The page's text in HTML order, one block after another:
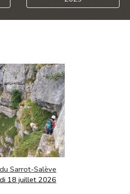
Sarrot-Salève
18 juillet 2026